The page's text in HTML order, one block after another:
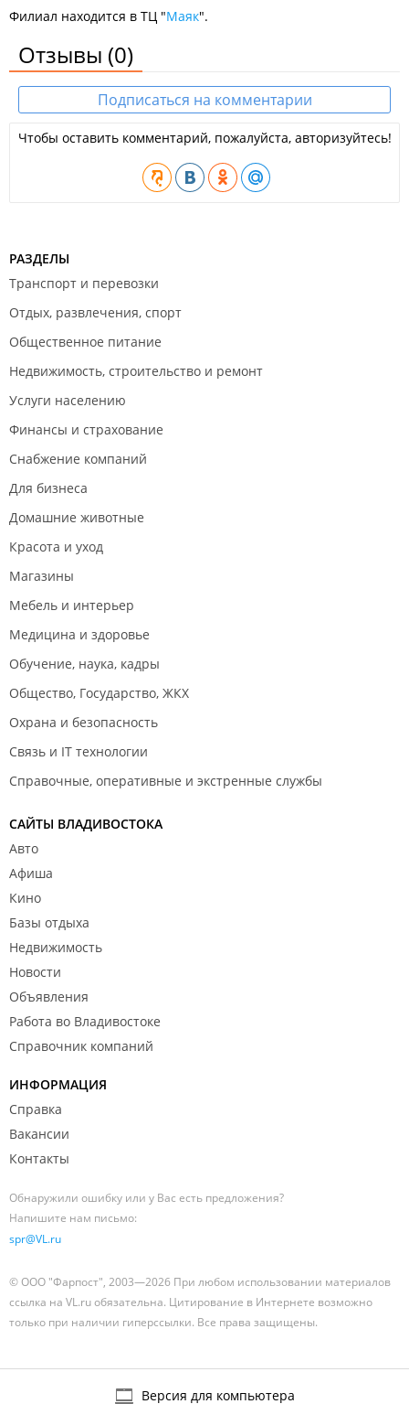
Филиал находится в ТЦ "Маяк".
Отзывы (0)
Подписаться на комментарии
Чтобы оставить комментарий, пожалуйста, авторизуйтесь!
РАЗДЕЛЫ
Транспорт и перевозки
Отдых, развлечения, спорт
Общественное питание
Недвижимость, строительство и ремонт
Услуги населению
Финансы и страхование
Снабжение компаний
Для бизнеса
Домашние животные
Красота и уход
Магазины
Мебель и интерьер
Медицина и здоровье
Обучение, наука, кадры
Общество, Государство, ЖКХ
Охрана и безопасность
Связь и IT технологии
Справочные, оперативные и экстренные службы
САЙТЫ ВЛАДИВОСТОКА
Авто
Афиша
Кино
Базы отдыха
Недвижимость
Новости
Объявления
Работа во Владивостоке
Справочник компаний
ИНФОРМАЦИЯ
Справка
Вакансии
Контакты
Обнаружили ошибку или у Вас есть предложения?
Напишите нам письмо:
spr@VL.ru
© ООО "Фарпост", 2003—2026 При любом использовании материалов
ссылка на VL.ru обязательна. Цитирование в Интернете возможно
только при наличии гиперссылки. Все права защищены.
Версия для компьютера